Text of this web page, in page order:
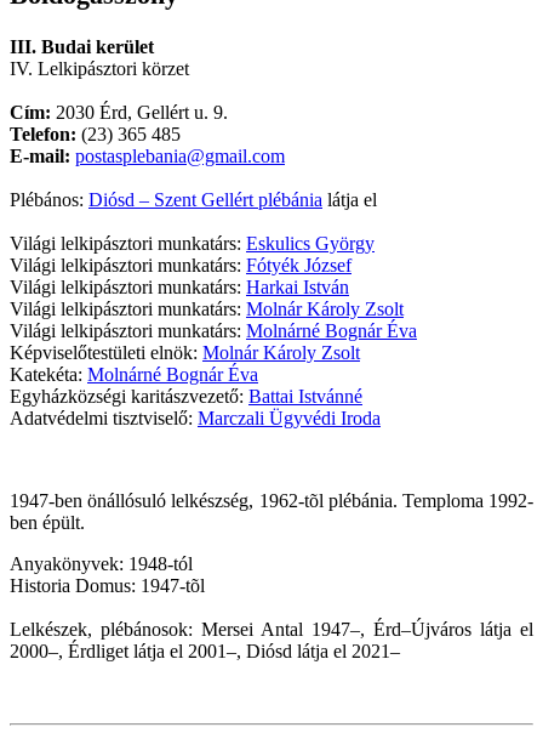
III. Budai kerület
IV. Lelkipásztori körzet
Cím: 2030 Érd, Gellért u. 9.
Telefon: (23) 365 485
E-mail: postasplebania@gmail.com
Plébános: Diósd – Szent Gellért plébánia látja el
Világi lelkipásztori munkatárs: Eskulics György
Világi lelkipásztori munkatárs: Fótyék József
Világi lelkipásztori munkatárs: Harkai István
Világi lelkipásztori munkatárs: Molnár Károly Zsolt
Világi lelkipásztori munkatárs: Molnárné Bognár Éva
Képviselőtestületi elnök: Molnár Károly Zsolt
Katekéta: Molnárné Bognár Éva
Egyházközségi karitászvezető: Battai Istvánné
Adatvédelmi tisztviselő: Marczali Ügyvédi Iroda
1947-ben önállósuló lelkészség, 1962-tõl plébánia. Temploma 1992-
ben épült.
Anyakönyvek: 1948-tól
Historia Domus: 1947-tõl
Lelkészek, plébánosok: Mersei Antal 1947–, Érd–Újváros látja el
2000–, Érdliget látja el 2001–, Diósd látja el 2021–